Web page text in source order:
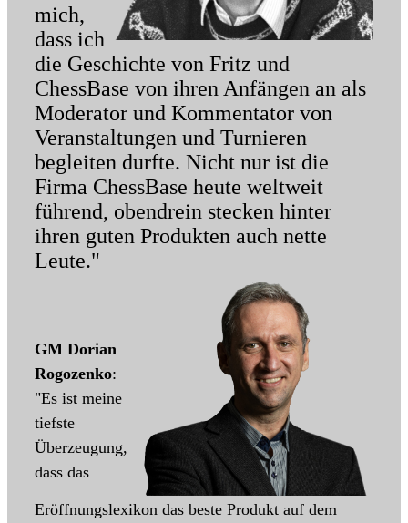
mich,
dass ich
die Geschichte von Fritz und
ChessBase von ihren Anfängen an als
Moderator und Kommentator von
Veranstaltungen und Turnieren
begleiten durfte. Nicht nur ist die
Firma ChessBase heute weltweit
führend, obendrein stecken hinter
ihren guten Produkten auch nette
Leute."
GM Dorian
Rogozenko:
"Es ist meine
tiefste
Überzeugung,
dass das
Eröffnungslexikon das beste Produkt auf dem